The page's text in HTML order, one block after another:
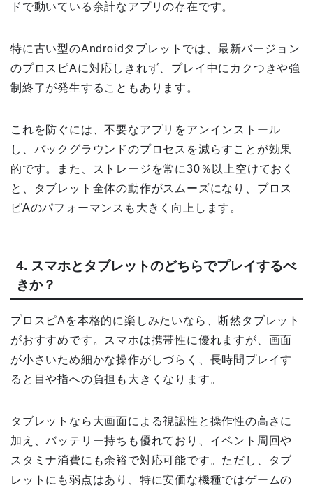
ドで動いている余計なアプリの存在です。
特に古い型のAndroidタブレットでは、最新バージョン
のプロスピAに対応しきれず、プレイ中にカクつきや強
制終了が発生することもあります。
これを防ぐには、不要なアプリをアンインストール
し、バックグラウンドのプロセスを減らすことが効果
的です。また、ストレージを常に30％以上空けておく
と、タブレット全体の動作がスムーズになり、プロス
ピAのパフォーマンスも大きく向上します。
4. スマホとタブレットのどちらでプレイするべ
きか？
プロスピAを本格的に楽しみたいなら、断然タブレット
がおすすめです。スマホは携帯性に優れますが、画面
が小さいため細かな操作がしづらく、長時間プレイす
ると目や指への負担も大きくなります。
タブレットなら大画面による視認性と操作性の高さに
加え、バッテリー持ちも優れており、イベント周回や
スタミナ消費にも余裕で対応可能です。ただし、タブ
レットにも弱点はあり、特に安価な機種ではゲームの